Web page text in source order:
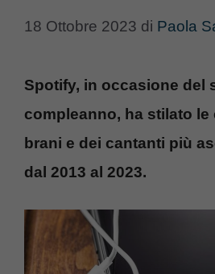
18 Ottobre 2023 di Paola
Spotify, in occasione del
compleanno, ha stilato
brani e dei cantanti più
dal 2013 al 2023.